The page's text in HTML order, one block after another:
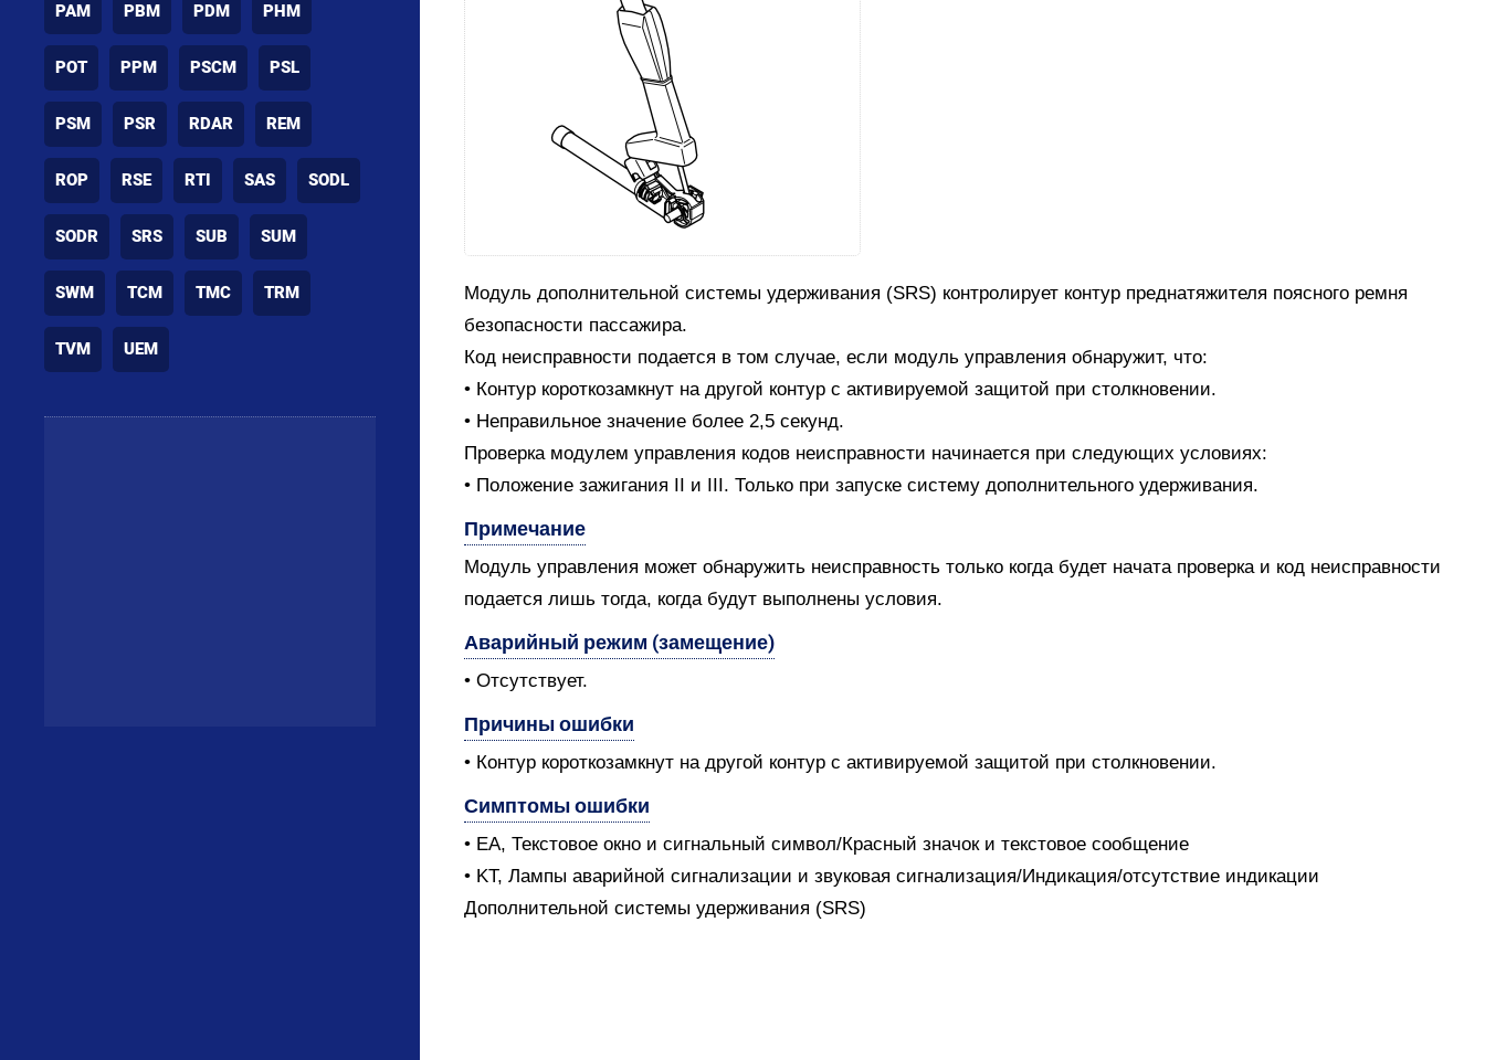
PAM PBM PDM PHM
POT PPM PSCM PSL
PSM PSR RDAR REM
ROP RSE RTI SAS SODL
SODR SRS SUB SUM
SWM TCM TMC TRM
TVM UEM
Модуль дополнительной системы удерживания (SRS) контролирует контур преднатяжителя поясного ремня
безопасности пассажира.
Код неисправности подается в том случае, если модуль управления обнаружит, что:
• Контур короткозамкнут на другой контур с активируемой защитой при столкновении.
• Неправильное значение более 2,5 секунд.
Проверка модулем управления кодов неисправности начинается при следующих условиях:
• Положение зажигания II и III. Только при запуске систему дополнительного удерживания.
Примечание
Модуль управления может обнаружить неисправность только когда будет начата проверка и код неисправности
подается лишь тогда, когда будут выполнены условия.
Аварийный режим (замещение)
• Отсутствует.
Причины ошибки
• Контур короткозамкнут на другой контур с активируемой защитой при столкновении.
Симптомы ошибки
• EA, Текстовое окно и сигнальный символ/Красный значок и текстовое сообщение
• KT, Лампы аварийной сигнализации и звуковая сигнализация/Индикация/отсутствие индикации
Дополнительной системы удерживания (SRS)